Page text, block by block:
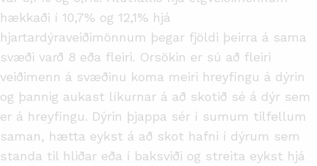
hækkaði í 10,7% og 12,1% hjá
hjartardýraveiðimönnum þegar fjöldi þeirra á sama
svæði varð 8 eða fleiri. Orsökin er sú að fleiri
veiðimenn á svæðinu koma meiri hreyfingu á dýrin
og þannig aukast líkurnar á að skotið sé á dýr sem
er á hreyfingu. Dýrin þjappa sér í sumum tilfellum
saman, hætta eykst á að skot hafni í dýrum sem
standa til hliðar eða í baksviði og streita eykst hjá